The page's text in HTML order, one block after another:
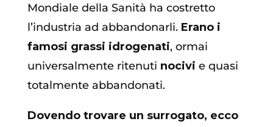
Mondiale della Sanità ha costretto
l’industria ad abbandonarli. Erano i
famosi grassi idrogenati, ormai
universalmente ritenuti nocivi e quasi
totalmente abbandonati.
Dovendo trovare un surrogato, ecco